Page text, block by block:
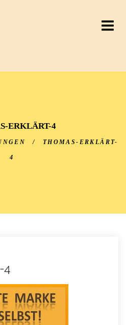
ERKLÄRT-4
/ THOMAS-ERKLÄRT-
4
4